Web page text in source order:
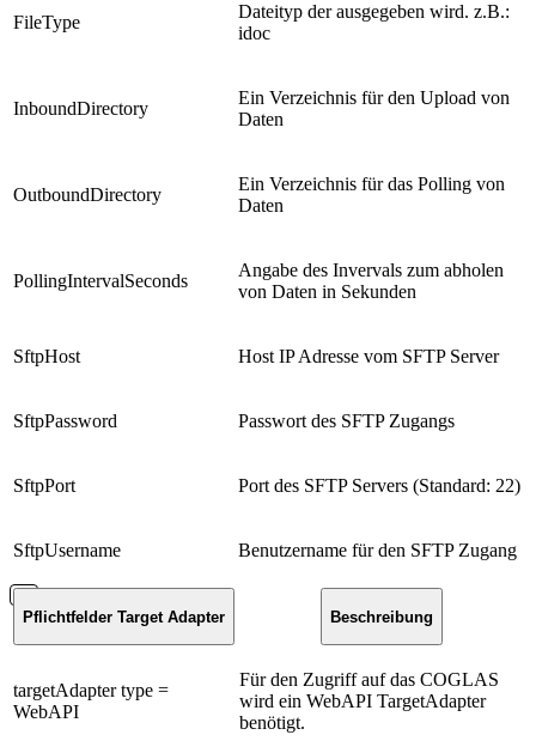
FileType
Dateityp der ausgegeben wird. z.B.:
idoc
InboundDirectory
Ein Verzeichnis für den Upload von
Daten
OutboundDirectory
Ein Verzeichnis für das Polling von
Daten
PollingIntervalSeconds
Angabe des Invervals zum abholen
von Daten in Sekunden
SftpHost Host IP Adresse vom SFTP Server
SftpPassword Passwort des SFTP Zugangs
SftpPort Port des SFTP Servers (Standard: 22)
SftpUsername Benutzername für den SFTP Zugang
Pflichtfelder Target Adapter Beschreibung
targetAdapter type =
WebAPI
Für den Zugriff auf das COGLAS
wird ein WebAPI TargetAdapter
benötigt.